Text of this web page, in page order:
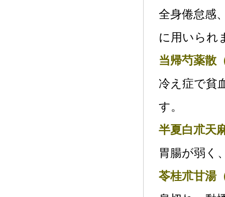
全身倦怠感
に用いられ
当帰芍薬散
冷え症で貧
す。
半夏白朮天
胃腸が弱く
苓桂朮甘湯